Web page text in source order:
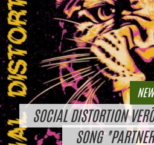
SOCIAL DISTORTION
SONG